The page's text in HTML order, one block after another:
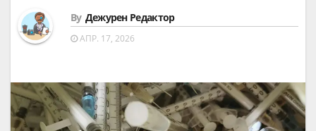
By Дежурен Редактор
АПР. 17, 2026